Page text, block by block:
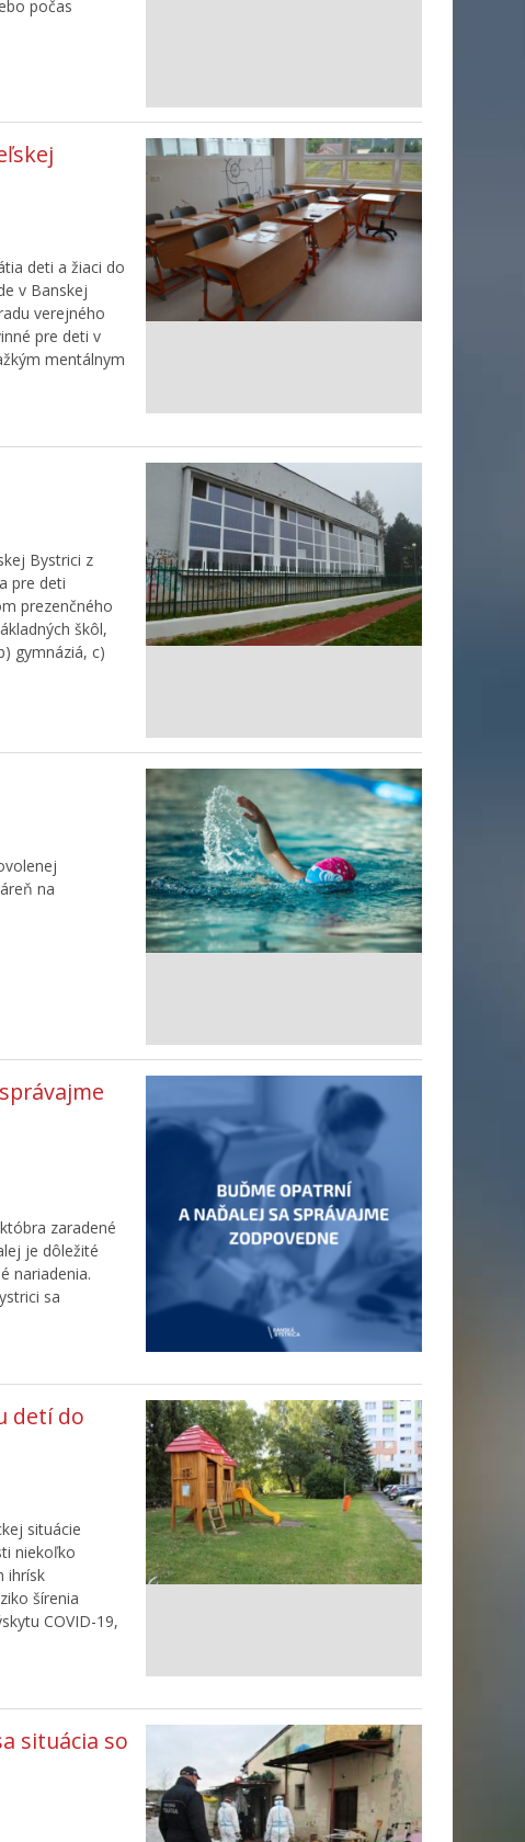
počas
deti a žiaci do
v Banskej
verejného
pre deti v
mentálnym
Bystrici z
pre deti
prezenčného
škôl,
gymnáziá, c)
na
zaradené
je dôležité
nariadenia.
sa
detí do
situácie
niekoľko
ihrísk
šírenia
COVID-19,
situácia so